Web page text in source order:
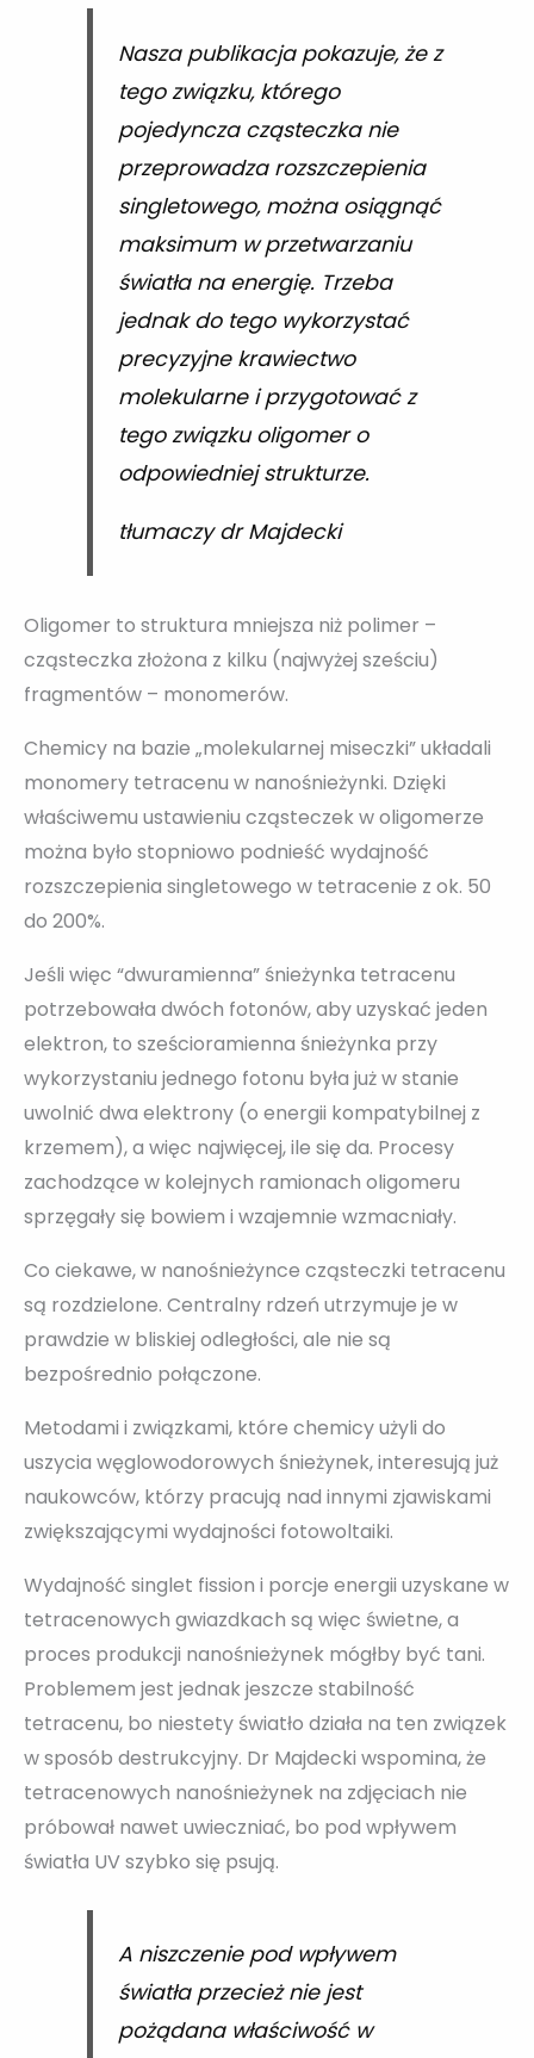
Nasza publikacja pokazuje, że z
tego związku, którego
pojedyncza cząsteczka nie
przeprowadza rozszczepienia
singletowego, można osiągnąć
maksimum w przetwarzaniu
światła na energię. Trzeba
jednak do tego wykorzystać
precyzyjne krawiectwo
molekularne i przygotować z
tego związku oligomer o
odpowiedniej strukturze.
tłumaczy dr Majdecki
Oligomer to struktura mniejsza niż polimer –
cząsteczka złożona z kilku (najwyżej sześciu)
fragmentów – monomerów.
Chemicy na bazie „molekularnej miseczki” układali
monomery tetracenu w nanośnieżynki. Dzięki
właściwemu ustawieniu cząsteczek w oligomerze
można było stopniowo podnieść wydajność
rozszczepienia singletowego w tetracenie z ok. 50
do 200%.
Jeśli więc “dwuramienna” śnieżynka tetracenu
potrzebowała dwóch fotonów, aby uzyskać jeden
elektron, to sześcioramienna śnieżynka przy
wykorzystaniu jednego fotonu była już w stanie
uwolnić dwa elektrony (o energii kompatybilnej z
krzemem), a więc najwięcej, ile się da. Procesy
zachodzące w kolejnych ramionach oligomeru
sprzęgały się bowiem i wzajemnie wzmacniały.
Co ciekawe, w nanośnieżynce cząsteczki tetracenu
są rozdzielone. Centralny rdzeń utrzymuje je w
prawdzie w bliskiej odległości, ale nie są
bezpośrednio połączone.
Metodami i związkami, które chemicy użyli do
uszycia węglowodorowych śnieżynek, interesują już
naukowców, którzy pracują nad innymi zjawiskami
zwiększającymi wydajności fotowoltaiki.
Wydajność singlet fission i porcje energii uzyskane w
tetracenowych gwiazdkach są więc świetne, a
proces produkcji nanośnieżynek mógłby być tani.
Problemem jest jednak jeszcze stabilność
tetracenu, bo niestety światło działa na ten związek
w sposób destrukcyjny. Dr Majdecki wspomina, że
tetracenowych nanośnieżynek na zdjęciach nie
próbował nawet uwieczniać, bo pod wpływem
światła UV szybko się psują.
A niszczenie pod wpływem
światła przecież nie jest
pożądana właściwość w